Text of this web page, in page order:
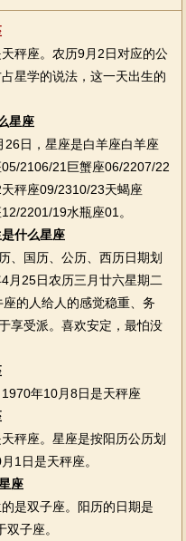
座。农历9月2日对应的公
星学的说法，这一天出生的
星座
日，星座是白羊座白羊座
2106/21巨蟹座06/2207/22
秤座09/2310/23天蝎座
2201/19水瓶座01。
什么星座
国历、公历、西历日期划
月25日农历三月廿六星期二
的人给人的感觉稳重、务
享受派。喜欢安定，最怕没
年10月8日是天秤座
座。星座是按阳历公历划
1日是天秤座。
座
是双子座。阳历的日期是
子座。